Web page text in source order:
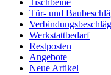
Tischbeine
Tür- und
Werkstattbedarf
Restposten
Angebote
Neue Artikel